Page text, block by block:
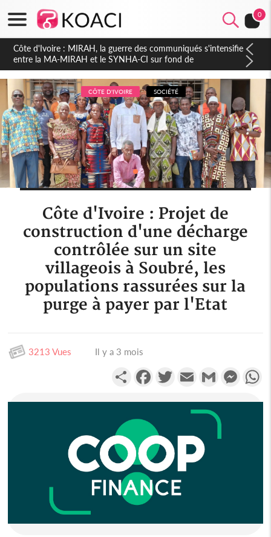
0
Côte d'Ivoire : Indépendance 2026, Thiam plaide pour un
environnement démocratique plus apaisé
CÔTE D'IVOIRE SOCIÉTÉ
Côte d'Ivoire : Projet de
construction d'une décharge
contrôlée sur un site
villageois à Soubré, les
populations rassurées sur la
purge à payer par l'Etat
3213 Vues Il y a 3 mois
PartagerFacebookTwitterEmail Gmail